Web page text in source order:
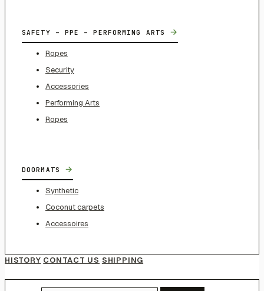
SAFETY – PPE – PERFORMING ARTS →
Ropes
Security
Accessories
Performing Arts
Ropes
DOORMATS →
Synthetic
Coconut carpets
Accessoires
HISTORY CONTACT US SHIPPING